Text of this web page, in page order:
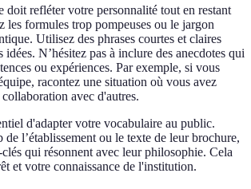
doit refléter votre personnalité tout en restant
les formules trop pompeuses ou le jargon
Utilisez des phrases courtes et claires
idées. N’hésitez pas à inclure des anecdotes qui
ou expériences. Par exemple, si vous
racontez une situation où vous avez
avec d'autres.
d'adapter votre vocabulaire au public.
l’établissement ou le texte de leur brochure,
qui résonnent avec leur philosophie. Cela
et votre connaissance de l'institution.